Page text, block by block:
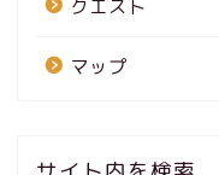
クエスト
マップ